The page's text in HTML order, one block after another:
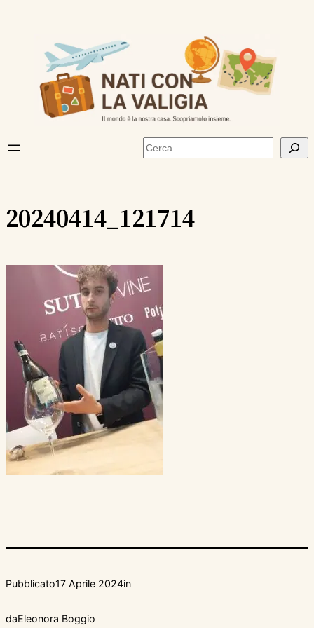
contenuto
Cerca
20240414_121714
Pubblicato17 Aprile 2024in
daEleonora Boggio